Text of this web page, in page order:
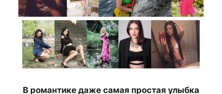
В романтике даже самая простая улыбка